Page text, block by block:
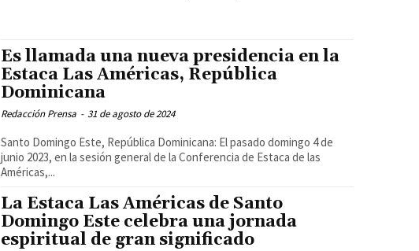
Es llamada una nueva presidencia en la
Estaca Las Américas, República
Dominicana
Redacción Prensa - 31 de agosto de 2024
Santo Domingo Este, República Dominicana: El pasado domingo 4 de
junio 2023, en la sesión general de la Conferencia de Estaca de las
Américas,...
La Estaca Las Américas de Santo
Domingo Este celebra una jornada
espiritual de gran significado